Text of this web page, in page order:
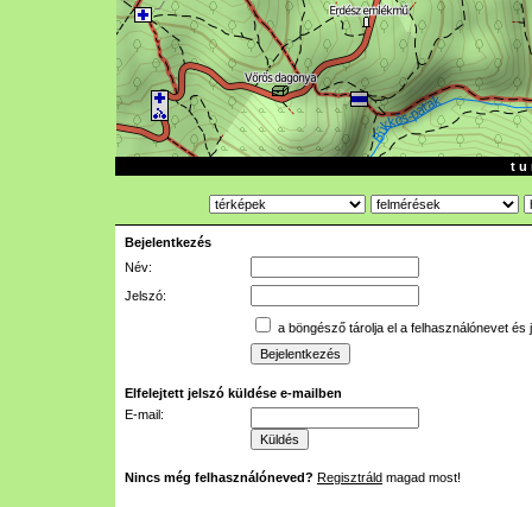
t u
Bejelentkezés
Név:
Jelszó:
a böngésző tárolja el a felhasználónevet és
Elfelejtett jelszó küldése e-mailben
E-mail:
Nincs még felhasználóneved? Regisztráld magad most!